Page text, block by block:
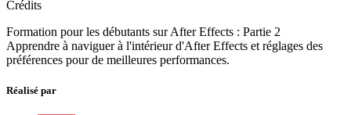
Crédits
Formation pour les débutants sur After Effects : Partie 2
Apprendre à naviguer à l'intérieur d'After Effects et réglages des
préférences pour de meilleures performances.
Réalisé par